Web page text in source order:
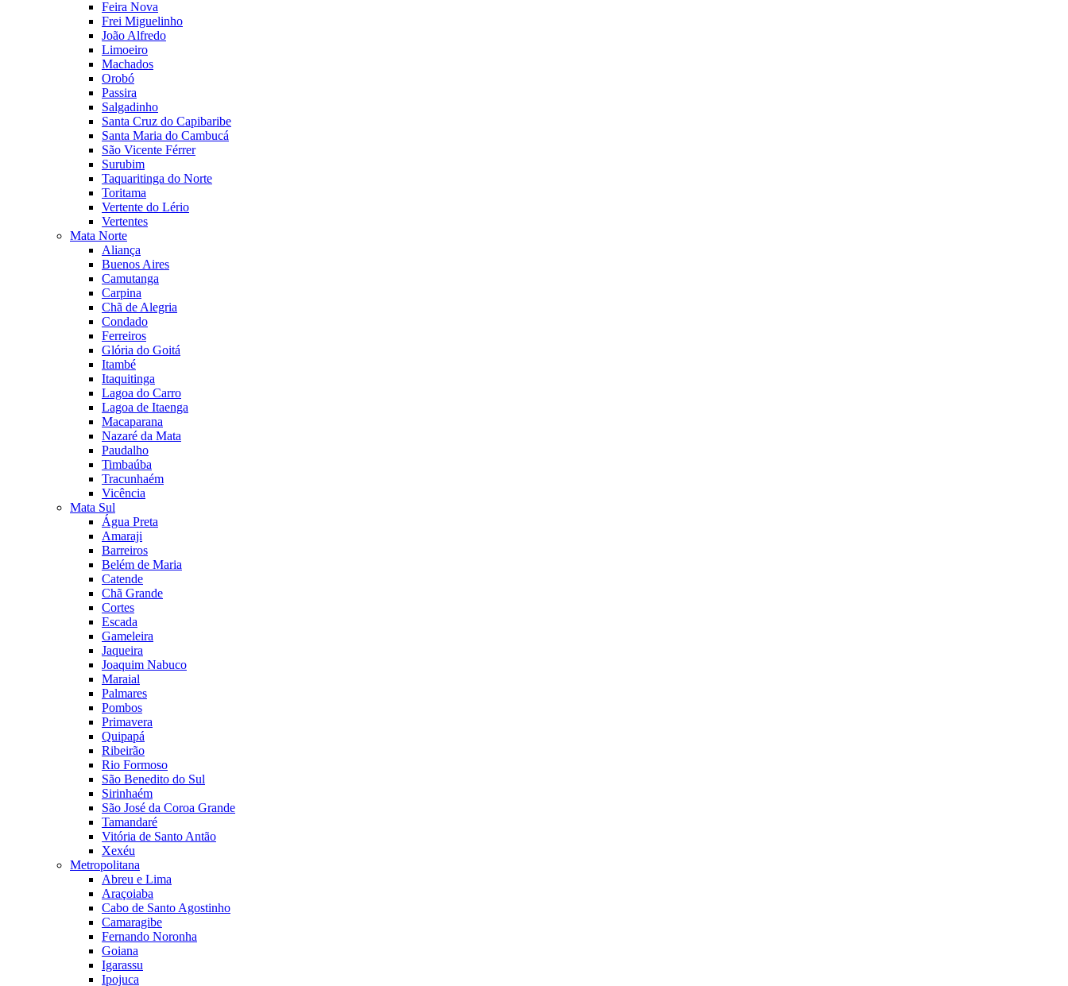
Feira Nova
Frei Miguelinho
João Alfredo
Limoeiro
Machados
Orobó
Passira
Salgadinho
Santa Cruz do Capibaribe
Santa Maria do Cambucá
São Vicente Férrer
Surubim
Taquaritinga do Norte
Toritama
Vertente do Lério
Vertentes
Mata Norte
Aliança
Buenos Aires
Camutanga
Carpina
Chã de Alegria
Condado
Ferreiros
Glória do Goitá
Itambé
Itaquitinga
Lagoa do Carro
Lagoa de Itaenga
Macaparana
Nazaré da Mata
Paudalho
Timbaúba
Tracunhaém
Vicência
Mata Sul
Água Preta
Amaraji
Barreiros
Belém de Maria
Catende
Chã Grande
Cortes
Escada
Gameleira
Jaqueira
Joaquim Nabuco
Maraial
Palmares
Pombos
Primavera
Quipapá
Ribeirão
Rio Formoso
São Benedito do Sul
Sirinhaém
São José da Coroa Grande
Tamandaré
Vitória de Santo Antão
Xexéu
Metropolitana
Abreu e Lima
Araçoiaba
Cabo de Santo Agostinho
Camaragibe
Fernando Noronha
Goiana
Igarassu
Ipojuca